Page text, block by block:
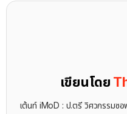
เขียนโดย
เต้นท์ iMoD : ป.ตรี วิศวกรรมซ